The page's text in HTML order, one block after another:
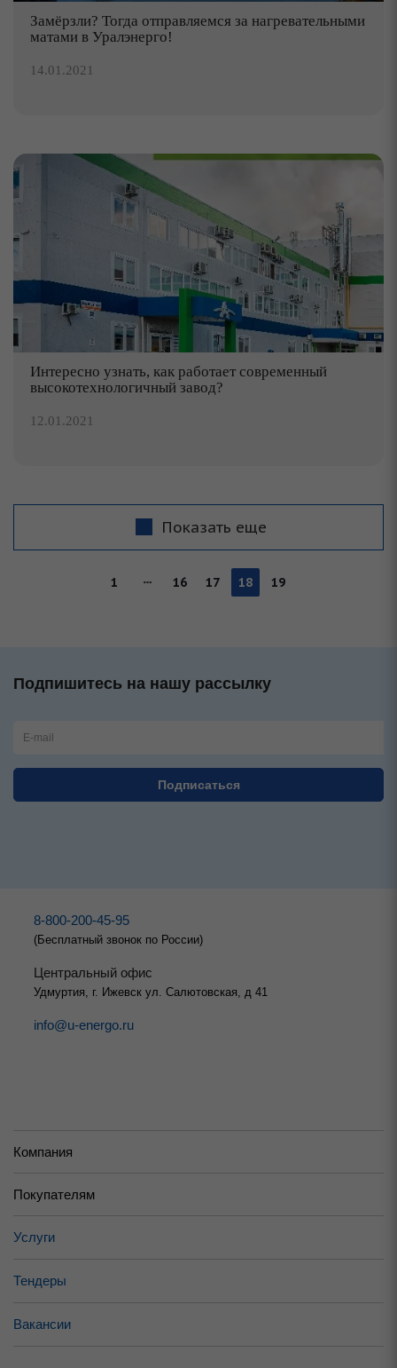
Замёрзли? Тогда отправляемся за нагревательными
матами в Уралэнерго!
14.01.2021
Интересно узнать, как работает современный
высокотехнологичный завод?
12.01.2021
Показать еще
1 16 17 18 19
Подпишитесь на нашу рассылку
8-800-200-45-95
(Бесплатный звонок по России)
Центральный офис
Удмуртия, г. Ижевск ул. Салютовская, д 41
info@u-energo.ru
Компания
Услуги
Тендеры
Вакансии
Покупателям